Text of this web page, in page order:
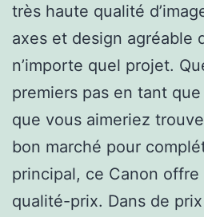
très haute qualité
axes et design agréable
n’importe quel projet.
premiers pas en tant
que vous aimeriez
bon marché pour
principal, ce Canon
qualité-prix. Dans de